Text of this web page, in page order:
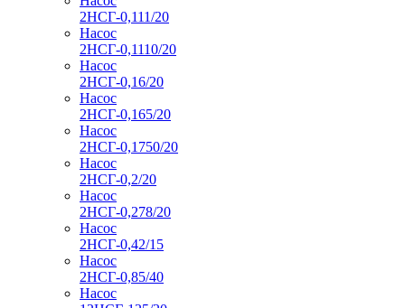
2НСГ-0,111/20
Насос
2НСГ-0,1110/20
Насос
2НСГ-0,16/20
Насос
2НСГ-0,165/20
Насос
2НСГ-0,1750/20
Насос
2НСГ-0,2/20
Насос
2НСГ-0,278/20
Насос
2НСГ-0,42/15
Насос
2НСГ-0,85/40
Насос